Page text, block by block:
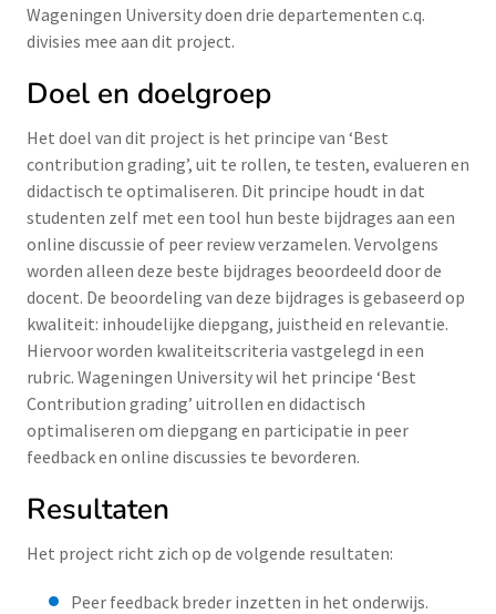
Wageningen University doen drie departementen c.q.
divisies mee aan dit project.
Doel en doelgroep
Het doel van dit project is het principe van ‘Best
contribution grading’, uit te rollen, te testen, evalueren en
didactisch te optimaliseren. Dit principe houdt in dat
studenten zelf met een tool hun beste bijdrages aan een
online discussie of peer review verzamelen. Vervolgens
worden alleen deze beste bijdrages beoordeeld door de
docent. De beoordeling van deze bijdrages is gebaseerd op
kwaliteit: inhoudelijke diepgang, juistheid en relevantie.
Hiervoor worden kwaliteitscriteria vastgelegd in een
rubric. Wageningen University wil het principe ‘Best
Contribution grading’ uitrollen en didactisch
optimaliseren om diepgang en participatie in peer
feedback en online discussies te bevorderen.
Resultaten
Het project richt zich op de volgende resultaten:
Peer feedback breder inzetten in het onderwijs.